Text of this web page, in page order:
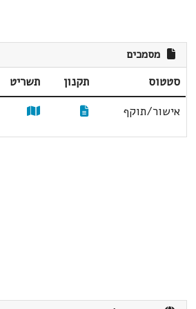
מסמכים
סטטוס תקנון תשריט
אישור/תוקף